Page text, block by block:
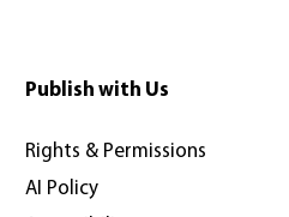
Publish with Us
Rights & Permissions
AI Policy